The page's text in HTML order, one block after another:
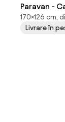
Paravan -
170×126 cm,
Livrare în